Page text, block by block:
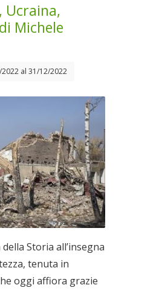
Ucraina,
Michele
al 31/12/2022
Storia all’insegna
tenuta in
oggi affiora grazie